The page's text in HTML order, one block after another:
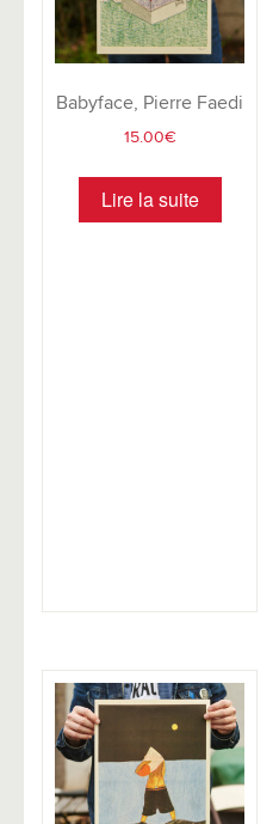
Babyface, Pierre Faedi
15.00€
Lire la suite